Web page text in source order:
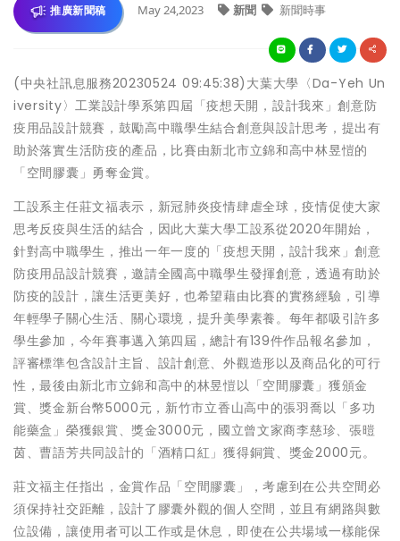
推廣新聞稿 May 24,2023 新聞 新聞時事
(中央社訊息服務20230524 09:45:38)大葉大學〈Da-Yeh Un
iversity〉工業設計學系第四屆「疫想天開，設計我來」創意防
疫用品設計競賽，鼓勵高中職學生結合創意與設計思考，提出有
助於落實生活防疫的產品，比賽由新北市立錦和高中林昱愷的
「空間膠囊」勇奪金賞。
工設系主任莊文福表示，新冠肺炎疫情肆虐全球，疫情促使大家
思考反疫與生活的結合，因此大葉大學工設系從2020年開始，
針對高中職學生，推出一年一度的「疫想天開，設計我來」創意
防疫用品設計競賽，邀請全國高中職學生發揮創意，透過有助於
防疫的設計，讓生活更美好，也希望藉由比賽的實務經驗，引導
年輕學子關心生活、關心環境，提升美學素養。每年都吸引許多
學生參加，今年賽事邁入第四屆，總計有139件作品報名參加，
評審標準包含設計主旨、設計創意、外觀造形以及商品化的可行
性，最後由新北市立錦和高中的林昱愷以「空間膠囊」獲頒金
賞、獎金新台幣5000元，新竹市立香山高中的張羽喬以「多功
能藥盒」榮獲銀賞、獎金3000元，國立曾文家商李慈珍、張暟
茵、曹語芳共同設計的「酒精口紅」獲得銅賞、獎金2000元。
莊文福主任指出，金賞作品「空間膠囊」，考慮到在公共空間必
須保持社交距離，設計了膠囊外觀的個人空間，並且有網路與數
位設備，讓使用者可以工作或是休息，即使在公共場域一樣能保